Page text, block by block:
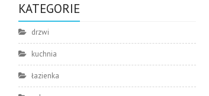
KATEGORIE
drzwi
kuchnia
łazienka